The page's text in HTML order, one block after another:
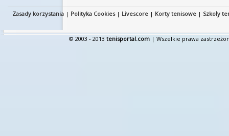
Zasady korzystania | Polityka Cookies| Livescore | Korty tenisowe | Szkoły
© 2003 - 2013 tenisportal.com | Wszelkie prawa